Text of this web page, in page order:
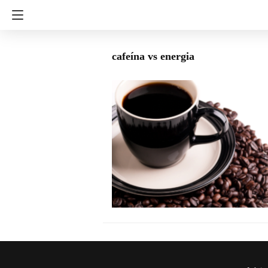
cafeína vs energia